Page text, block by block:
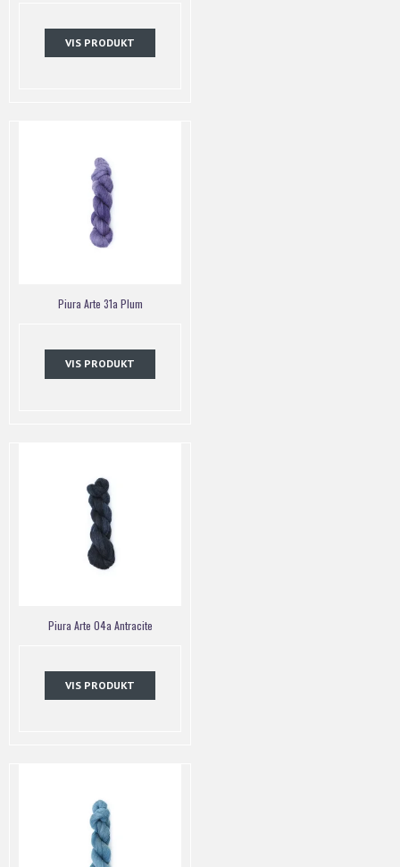
VIS PRODUKT
Piura Arte 31a Plum
VIS PRODUKT
Piura Arte 04a Antracite
VIS PRODUKT